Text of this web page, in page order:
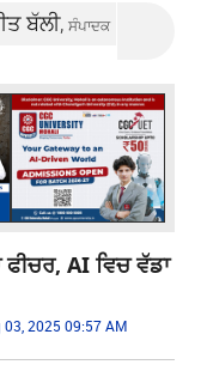
ਬੱਲੀ,ਸੰਪਾਦਕ
AI ਵਿਚ ਵੱਡਾ
03, 2025 09:57 AM